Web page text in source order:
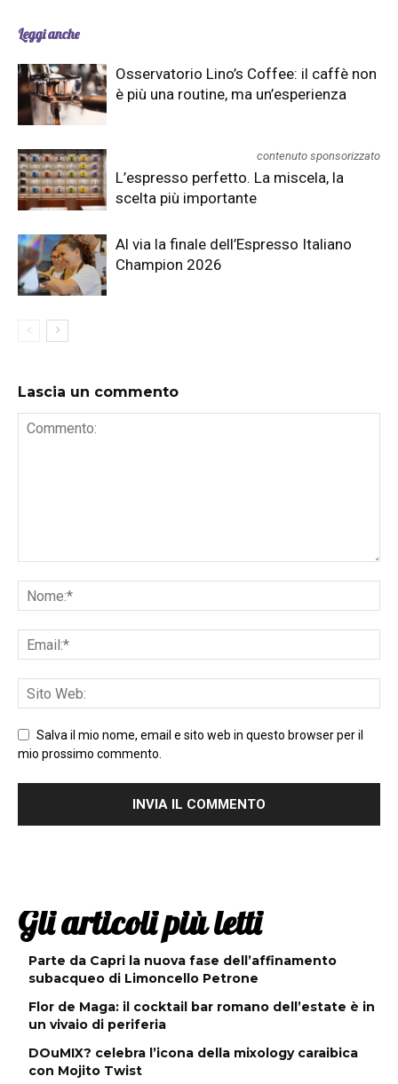
Leggi anche
Osservatorio Lino’s Coffee: il caffè non
è più una routine, ma un’esperienza
contenuto sponsorizzato
L’espresso perfetto. La miscela, la
scelta più importante
Al via la finale dell’Espresso Italiano
Champion 2026
Lascia un commento
Salva il mio nome, email e sito web in questo browser per il
mio prossimo commento.
Gli articoli più letti
Parte da Capri la nuova fase dell’affinamento
subacqueo di Limoncello Petrone
Flor de Maga: il cocktail bar romano dell’estate è in
un vivaio di periferia
DOuMIX? celebra l’icona della mixology caraibica
con Mojito Twist